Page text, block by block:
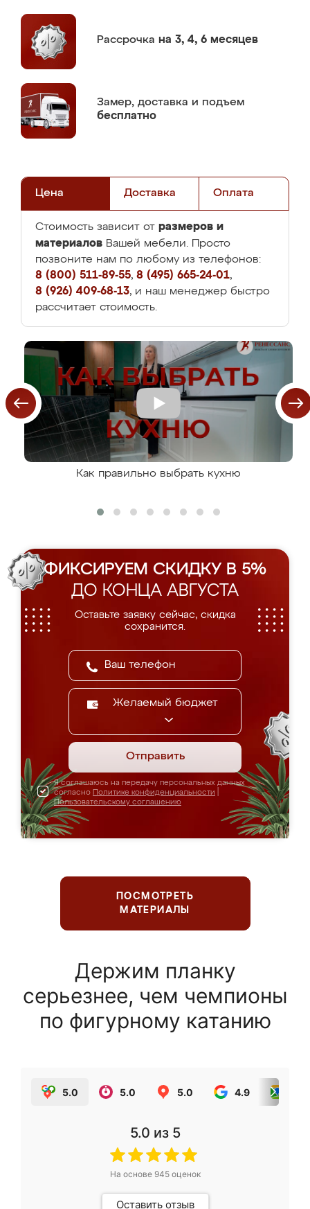
Рассрочка на 3, 4, 6 месяцев
Замер, доставка и подъем
бесплатно
Цена Доставка Оплата
Стоимость зависит от размеров и
материалов Вашей мебели. Просто
позвоните нам по любому из телефонов:
8 (800) 511-89-55, 8 (495) 665-24-01,
8 (926) 409-68-13, и наш менеджер быстро
рассчитает стоимость.
Как правильно выбрать кухню
ФИКСИРУЕМ СКИДКУ В 5%
ДО КОНЦА АВГУСТА
Оставьте заявку сейчас, скидка
сохранится.
Желаемый бюджет
Отправить
Я соглашаюсь на передачу персональных данных
согласно Политике конфиденциальности
Пользовательскому соглашению
ПОСМОТРЕТЬ
МАТЕРИАЛЫ
Держим планку
серьезнее, чем чемпионы
по фигурному катанию
5.0 5.0 5.0 4.9
5.0 из 5
На основе 945оценок
Оставить отзыв